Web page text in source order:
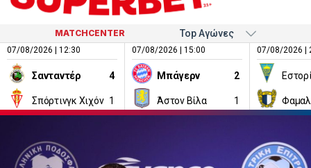
MATCHCENTER
07/08/2026 | 12:30
Σανταντέρ 4
Σπόρτινγκ Χιχόν 1
07/08/2026 | 15:00
Μπάγερν 2
Άστον Βίλα 1
07/08/2026 |